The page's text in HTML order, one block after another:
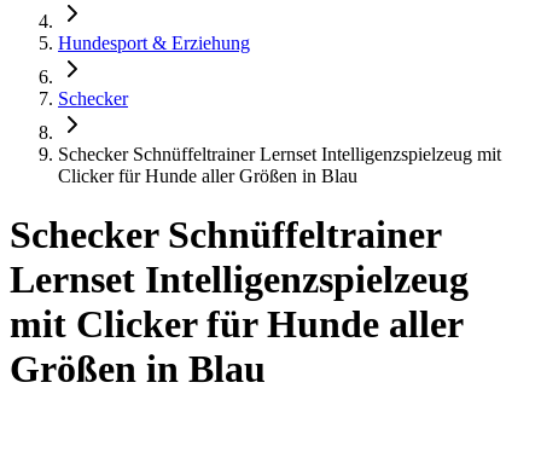
Hundesport & Erziehung
Schecker
Schecker Schnüffeltrainer Lernset Intelligenzspielzeug mit
Clicker für Hunde aller Größen in Blau
Schecker Schnüffeltrainer
Lernset Intelligenzspielzeug
mit Clicker für Hunde aller
Größen in Blau